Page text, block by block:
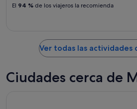
El 94 % de los viajeros la recomienda
Ver todas las actividades
Ciudades cerca de